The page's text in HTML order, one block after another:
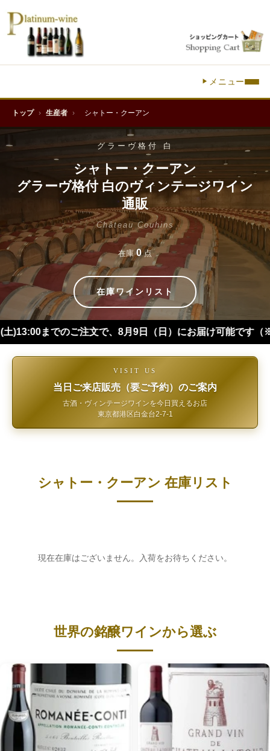
メニュー
トップ › 生産者 › シャトー・クーアン
グラーヴ格付 白
シャトー・クーアン
グラーヴ格付 白のヴィンテージワイン
通販
Château Couhins
在庫0点
在庫ワインリスト
注文で、8月9日（日）にお届け可能です（※四国・中国
VISIT US
当日ご来店販売（要ご予約）のご案内
古酒・ヴィンテージワインを今日買えるお店
東京都港区白金台2-7-1
シャトー・クーアン 在庫リスト
現在在庫はございません。入荷をお待ちください。
世界の銘醸ワインから選ぶ